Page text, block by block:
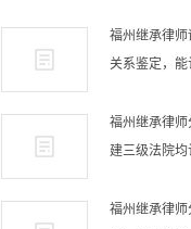
福州继承律
关系鉴定，能
福州继承律
建三级法院均
福州继承律